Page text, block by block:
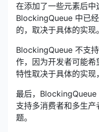
在添加了一些元素后
BlockingQueue 中已
的，取决于具体的实现。
BlockingQueue 不支
作，因为开发者可能
特性取决于具体的实现
最后，BlockingQueue
支持多消费者和多生
题。